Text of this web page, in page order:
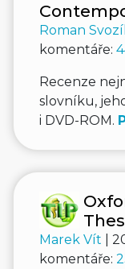
Roman
komentáře:
Recenze
slovníku,
i DVD-ROM.
Marek Vít
|
komentáře: